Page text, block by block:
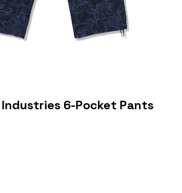
Industries 6-Pocket Pants